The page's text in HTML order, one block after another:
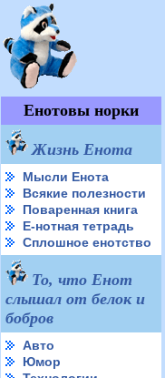
Енотовы норки
Жизнь Енота
Мысли Енота
Всякие полезности
Поваренная книга
Е-нотная тетрадь
Сплошное енотство
То, что Енот
слышал от белок и
бобров
Авто
Юмор